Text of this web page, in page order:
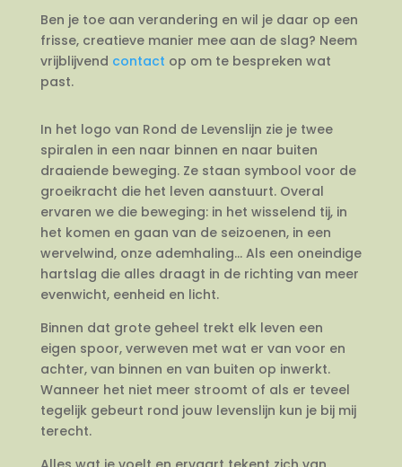
Ben je toe aan verandering en wil je daar op een
frisse, creatieve manier mee aan de slag? Neem
vrijblijvend contact op om te bespreken wat
past.
In het logo van Rond de Levenslijn zie je twee
spiralen in een naar binnen en naar buiten
draaiende beweging. Ze staan symbool voor de
groeikracht die het leven aanstuurt. Overal
ervaren we die beweging: in het wisselend tij, in
het komen en gaan van de seizoenen, in een
wervelwind, onze ademhaling… Als een oneindige
hartslag die alles draagt in de richting van meer
evenwicht, eenheid en licht.
Binnen dat grote geheel trekt elk leven een
eigen spoor, verweven met wat er van voor en
achter, van binnen en van buiten op inwerkt.
Wanneer het niet meer stroomt of als er teveel
tegelijk gebeurt rond jouw levenslijn kun je bij mij
terecht.